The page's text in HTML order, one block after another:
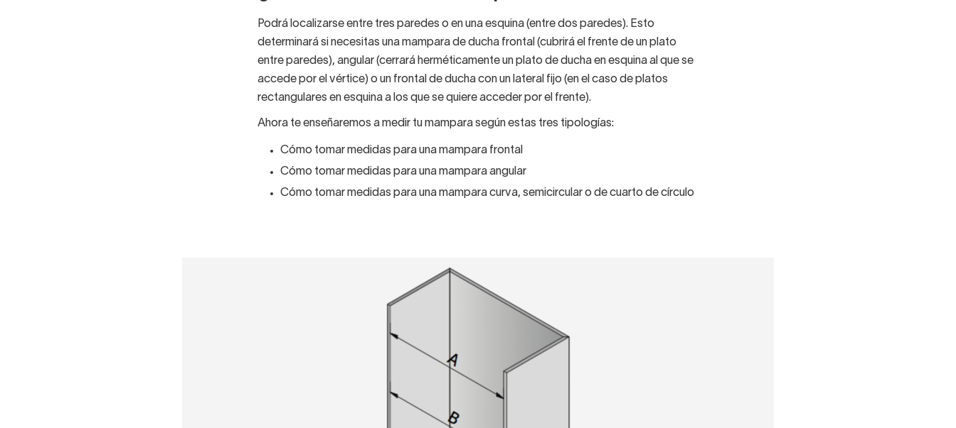
Podrá localizarse entre tres paredes o en una esquina (entre dos paredes). Esto
determinará si necesitas una mampara de ducha frontal (cubrirá el frente de un plato
entre paredes), angular (cerrará herméticamente un plato de ducha en esquina al que se
accede por el vértice) o un frontal de ducha con un lateral fijo (en el caso de platos
rectangulares en esquina a los que se quiere acceder por el frente).
Ahora te enseñaremos a medir tu mampara según estas tres tipologías:
Cómo tomar medidas para una mampara frontal
Cómo tomar medidas para una mampara angular
Cómo tomar medidas para una mampara curva, semicircular o de cuarto de círculo